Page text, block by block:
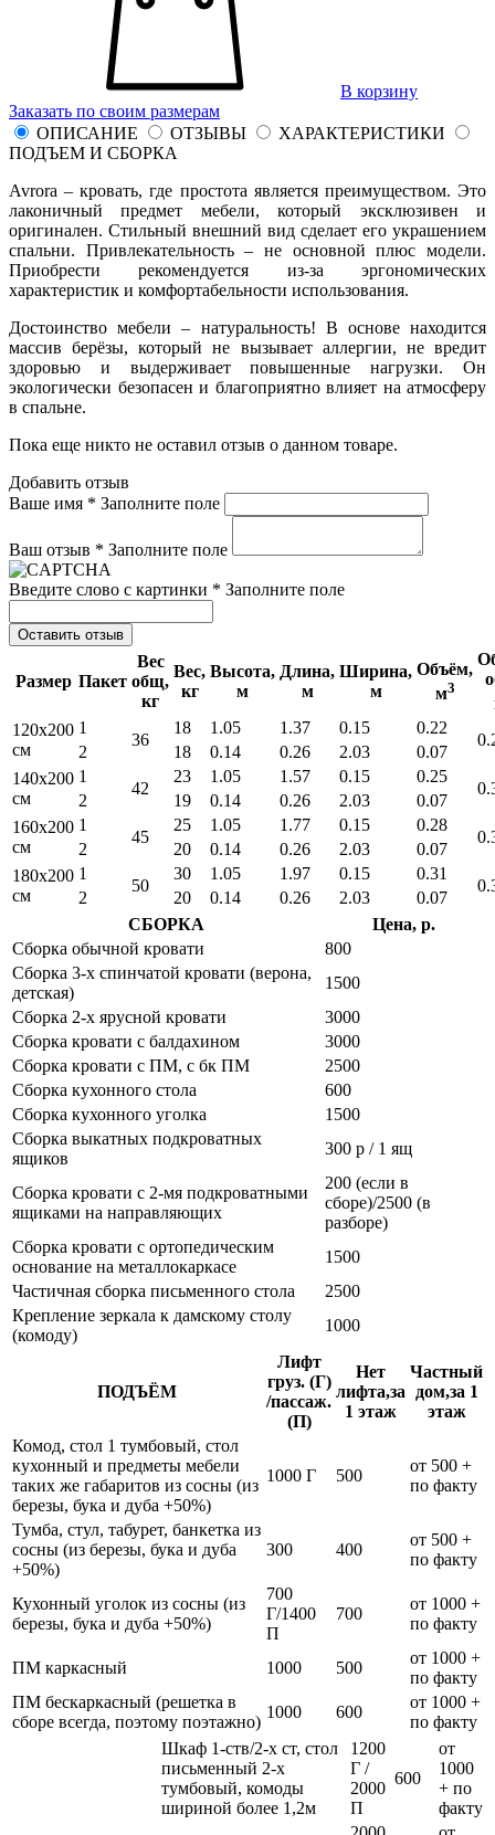
В корзину
Заказать по своим размерам
ОПИСАНИЕ
ОТЗЫВЫ
ХАРАКТЕРИСТИКИ
ПОДЪЕМ И СБОРКА
Avrora – кровать, где простота является преимуществом. Это
лаконичный предмет мебели, который эксклюзивен и
оригинален. Стильный внешний вид сделает его украшением
спальни. Привлекательность – не основной плюс модели.
Приобрести рекомендуется из-за эргономических
характеристик и комфортабельности использования.
Достоинство мебели – натуральность! В основе находится
массив берёзы, который не вызывает аллергии, не вредит
здоровью и выдерживает повышенные нагрузки. Он
экологически безопасен и благоприятно влияет на атмосферу
в спальне.
Пока еще никто не оставил отзыв о данном товаре.
Добавить отзыв
Ваше имя * Заполните поле
Ваш отзыв * Заполните поле
Введите слово с картинки * Заполните поле
Оставить отзыв
Размер Пакет
Вес
общ,
кг
Вес,
кг
Высота,
м
Длина,
м
Ширина,
м
Объём,
м3
120x200
см
1
36
18 1.05 1.37 0.15 0.22
2 18 0.14 0.26 2.03
0.07
140x200
см
1
42
23 1.05 1.57 0.15 0.25
2 19 0.14 0.26 2.03
0.07
160x200
см
1
45
25 1.05 1.77 0.15 0.28
2 20 0.14 0.26 2.03
0.07
180x200
см
1
50
30 1.05 1.97 0.15 0.31
2 20 0.14 0.26 2.03
0.07
СБОРКА
Цена, р.
Сборка обычной кровати
800
Сборка 3-х спинчатой кровати (верона,
детская)
1500
Сборка 2-х ярусной кровати
3000
Сборка кровати с балдахином
3000
Сборка кровати с ПМ, с бк ПМ
2500
Сборка кухонного стола
600
Сборка кухонного уголка
1500
Сборка выкатных подкроватных
ящиков
300 р / 1 ящ
Сборка кровати с 2-мя подкроватными
ящиками на направляющих
200 (если в
сборе)/2500 (в
разборе)
Сборка кровати с ортопедическим
основание на металлокаркасе
1500
Частичная сборка письменного стола
2500
Крепление зеркала к дамскому столу
(комоду)
1000
ПОДЪЁМ
Лифт
груз. (Г)
/пассаж.
(П)
Нет
лифта,за
1 этаж
Частный
дом,за 1
этаж
Комод, стол 1 тумбовый, стол
кухонный и предметы мебели
таких же габаритов из сосны (из
березы, бука и дуба +50%)
1000 Г 500
от 500 +
по факту
Тумба, стул, табурет, банкетка из
сосны (из березы, бука и дуба
+50%)
300 400
от 500 +
по факту
Кухонный уголок из сосны (из
березы, бука и дуба +50%)
700
Г/1400
П
700
от 1000 +
по факту
ПМ каркасный 1000 500
от 1000 +
по факту
ПМ бескаркасный (решетка в
сборе всегда, поэтому поэтажно)
1000 600
от 1000 +
по факту
Шкаф 1-ств/2-х ст, стол
письменный 2-х
тумбовый, комоды
шириной более 1,2м
1200
Г /
2000
П
600
от
1000
+ по
факту